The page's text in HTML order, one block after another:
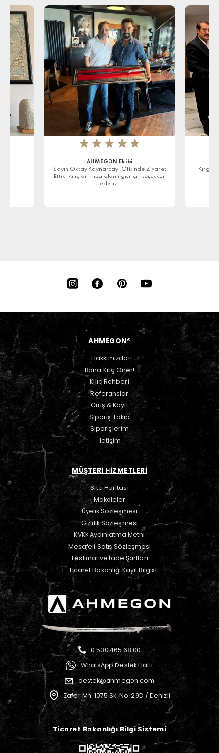
★ ★ ★ ★ ★
AHMEGON Ekibi
Sayın Oktay Kaynarcayı Ofisinde Ziyaret
Ettik. Kılıçlarımıza olan ilgisi için teşekkür
ederiz.
AHMEGON®
Hakkımızda
Bana Kılıç Öner!
Kılıç Rehberi
Referanslar
Giriş & Kayıt
Sipariş Takip
Siparişlerim
İletişim
MÜŞTERİ HİZMETLERİ
Site Haritası
Makaleler
Üyelik Sözleşmesi
Gizlilik Sözleşmesi
KVKK Aydınlatma Metni
Mesafeli Satış Sözleşmesi
Teslimat ve İade Şartları
E-Ticaret Bakanlığı Kayıt Bilgisi
0 530 465 68 00
WhatsApp Destek Hattı
destek@ahmegon.com
Zafer Mh. 1075 Sk. No: 29D / Denizli
Ticaret Bakanlığı Bilgi Sistemi